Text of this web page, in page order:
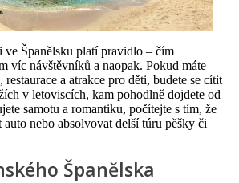
ve Španělsku platí pravidlo – čím
víc návštěvníků a naopak. Pokud máte
a atrakce pro děti, budete se cítit
v letoviscích, kam pohodlně dojdete od
samotu a romantiku, počítejte s tím, že
auto nebo absolvovat delší túru pěšky či
Španělska